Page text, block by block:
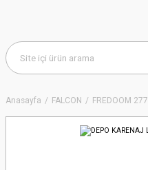
Anasayfa FALCON FREDOOM 277